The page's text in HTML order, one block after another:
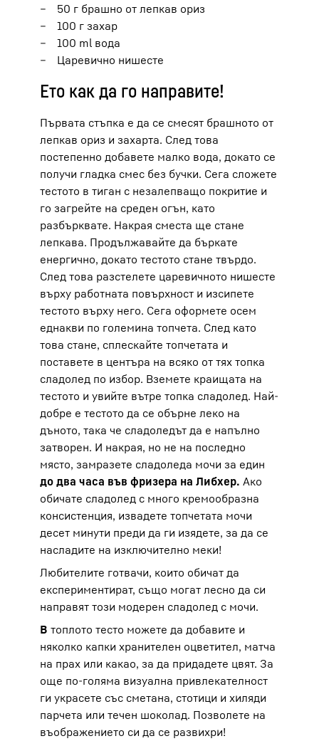
50 г брашно от лепкав ориз
100 г захар
100 ml вода
Царевично нишесте
Ето как да го направите!
Първата стъпка е да се смесят брашното от
лепкав ориз и захарта. След това
постепенно добавете малко вода, докато се
получи гладка смес без бучки. Сега сложете
тестото в тиган с незалепващо покритие и
го загрейте на среден огън, като
разбърквате. Накрая сместа ще стане
лепкава. Продължавайте да бъркате
енергично, докато тестото стане твърдо.
След това разстелете царевичното нишесте
върху работната повърхност и изсипете
тестото върху него. Сега оформете осем
еднакви по големина топчета. След като
това стане, сплескайте топчетата и
поставете в центъра на всяко от тях топка
сладолед по избор. Вземете краищата на
тестото и увийте вътре топка сладолед. Най-
добре е тестото да се обърне леко на
дъното, така че сладоледът да е напълно
затворен. И накрая, но не на последно
място, замразете сладоледа мочи за един
до два часа във фризера на Либхер. Ако
обичате сладолед с много кремообразна
консистенция, извадете топчетата мочи
десет минути преди да ги изядете, за да се
насладите на изключително меки!
Любителите готвачи, които обичат да
експериментират, също могат лесно да си
направят този модерен сладолед с мочи.
В топлото тесто можете да добавите и
няколко капки хранителен оцветител, матча
на прах или какао, за да придадете цвят. За
още по-голяма визуална привлекателност
ги украсете със сметана, стотици и хиляди
парчета или течен шоколад. Позволете на
въображението си да се развихри!